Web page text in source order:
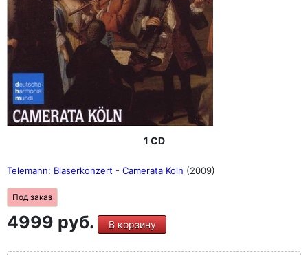
1 CD
Telemann: Blaserkonzert - Camerata Koln (2009)
Под заказ
4999 руб. В корзину